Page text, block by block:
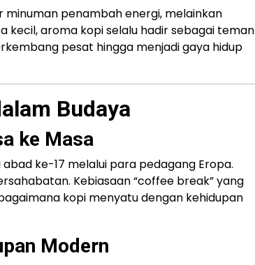
minuman penambah energi, melainkan
kecil, aroma kopi selalu hadir sebagai teman
pesat hingga menjadi gaya hidup
Budaya
ke Masa
abad ke-17 melalui para pedagang Eropa.
Kebiasaan “coffee break” yang
kopi menyatu dengan kehidupan
Modern